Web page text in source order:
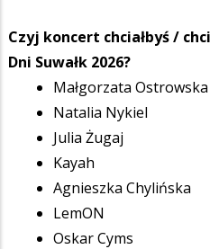
Czyj koncert chciałbyś /
Dni Suwałk 2026?
Małgorzata Ostrowska
Natalia Nykiel
Julia Żugaj
Kayah
Agnieszka Chylińska
LemON
Oskar Cyms